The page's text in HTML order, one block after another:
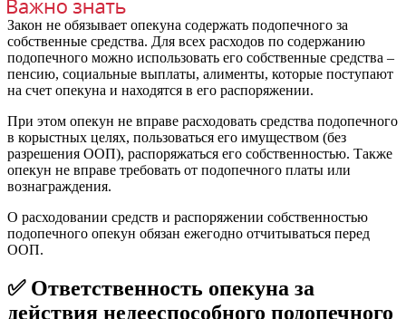
Закон не обязывает опекуна содержать подопечного за
собственные средства. Для всех расходов по содержанию
подопечного можно использовать его собственные средства –
пенсию, социальные выплаты, алименты, которые поступают
на счет опекуна и находятся в его распоряжении.
При этом опекун не вправе расходовать средства подопечного
в корыстных целях, пользоваться его имуществом (без
разрешения ООП), распоряжаться его собственностью. Также
опекун не вправе требовать от подопечного платы или
вознаграждения.
О расходовании средств и распоряжении собственностью
подопечного опекун обязан ежегодно отчитываться перед
ООП.
✅ Ответственность опекуна за
действия недееспособного подопечного